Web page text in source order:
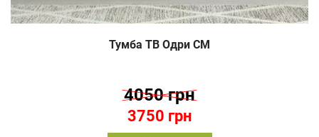
Тумба ТВ Одри СМ
3750 грн
4050 грн